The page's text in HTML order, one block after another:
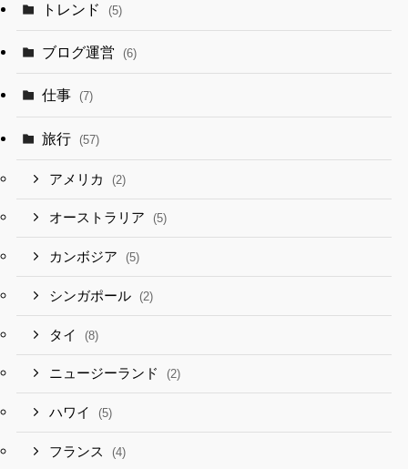
トレンド (5)
ブログ運営 (6)
仕事 (7)
旅行 (57)
アメリカ (2)
オーストラリア (5)
カンボジア (5)
シンガポール (2)
タイ (8)
ニュージーランド (2)
ハワイ (5)
フランス (4)